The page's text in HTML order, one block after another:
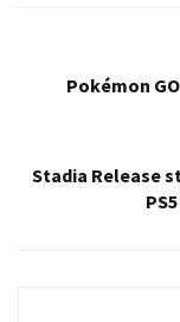
Pokémon
Stadia Release